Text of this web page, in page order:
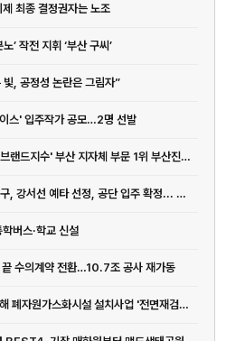
최종 결정권자는 노조
’ 작전 지휘 ‘부산 구씨’
, 공정성 논란은 그림자”
스' 입주작가 공모…2명 선발
[부산] 아시아브랜드연구소 "'K-브랜드지수' 부산 지자체 부문 1위 부산진구"
[부산] 에코델타시티 기회발전특구, 강서선 예타 선정, 공단 입주 확정... 탄력...
버스·학교 신설
수의계약 전환…10.7조 공사 재가동
[부산] 국민의힘 강서구 당협, 김해 폐자원가스화시설 설치사업 '전면재검토' ...